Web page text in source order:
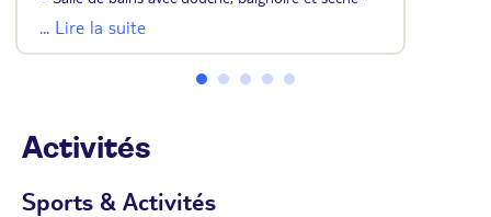
cheveux
• Fer et planche à repasser
• Wifi
• Balcon ou terrasse avec hamac, vue jardin
côté des Junior Suites.
... Lire la suite
Activités
Sports & Activités